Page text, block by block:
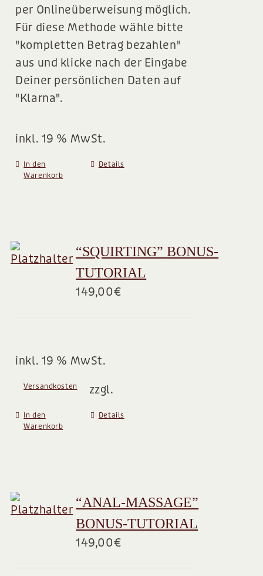
per Onlineüberweisung möglich.
Für diese Methode wähle bitte
"kompletten Betrag bezahlen"
aus und klicke nach der Eingabe
Deiner persönlichen Daten auf
"Klarna".
inkl. 19 % MwSt.
In den
Warenkorb
Details
“SQUIRTING” BONUS-
TUTORIAL
149,00€
inkl. 19 % MwSt.
zzgl.
Versandkosten
In den
Warenkorb
Details
“ANAL-MASSAGE”
BONUS-TUTORIAL
149,00€